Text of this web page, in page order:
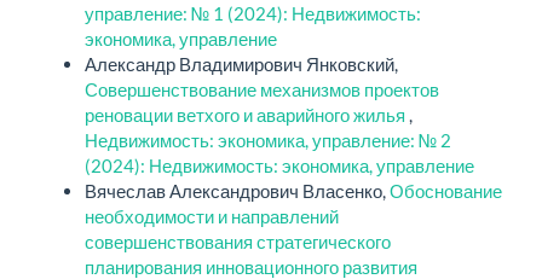
управление: № 1 (2024): Недвижимость:
экономика, управление
Александр Владимирович Янковский,
Совершенствование механизмов проектов
реновации ветхого и аварийного жилья ,
Недвижимость: экономика, управление: № 2
(2024): Недвижимость: экономика, управление
Вячеслав Александрович Власенко,Обоснование
необходимости и направлений
совершенствования стратегического
планирования инновационного развития